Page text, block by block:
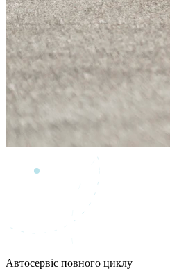
Автосервіс повного циклу